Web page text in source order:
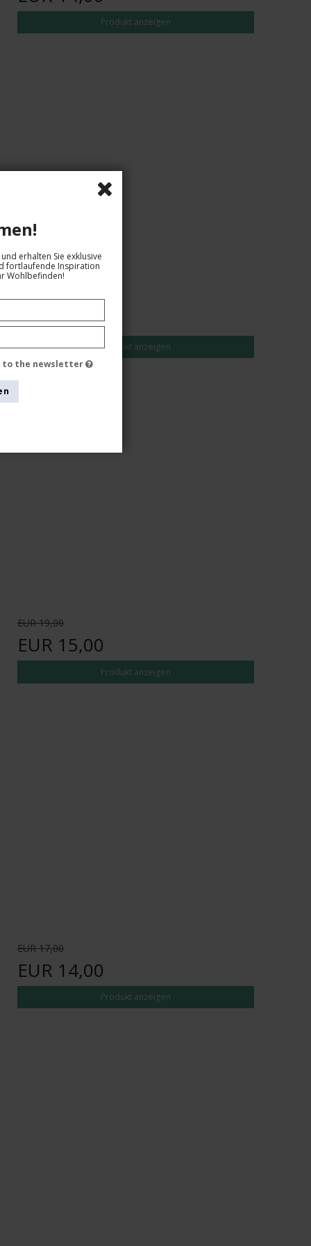
Produkt anzeigen
EUR 17,00
EUR 14,00
Produkt anzeigen
EUR 19,00
EUR 15,00
Produkt anzeigen
EUR 17,00
EUR 14,00
Produkt anzeigen
erhalten Sie exklusive
fortlaufende Inspiration
Wohlbefinden!
to the newsletter